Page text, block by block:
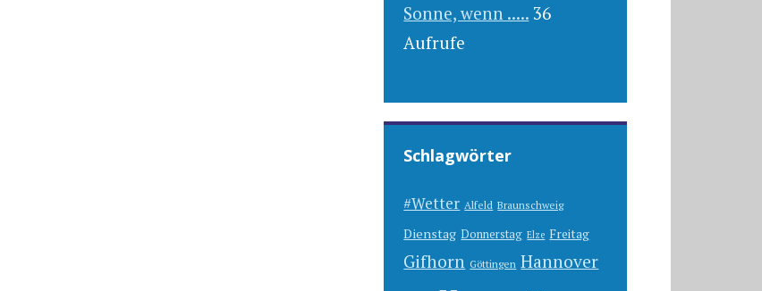
Sonne, wenn ..... 36
Aufrufe
Schlagwörter
#Wetter Alfeld Braunschweig
Dienstag Donnerstag Elze Freitag
Gifhorn Göttingen Hannover